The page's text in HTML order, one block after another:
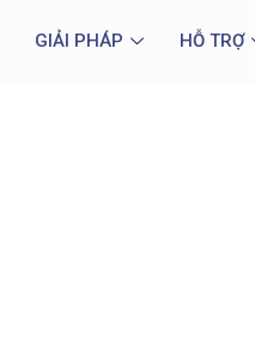
GIẢI PHÁP HỖ TRỢ